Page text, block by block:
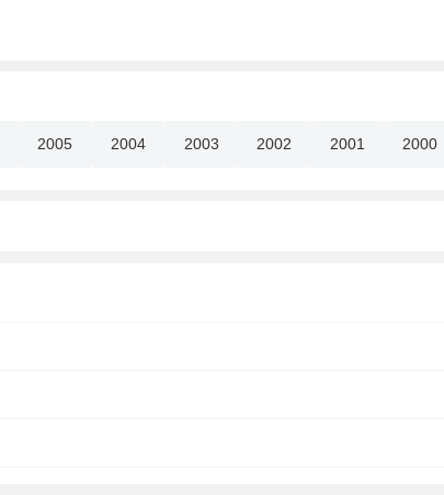
2005 2004 2003 2002 2001 2000